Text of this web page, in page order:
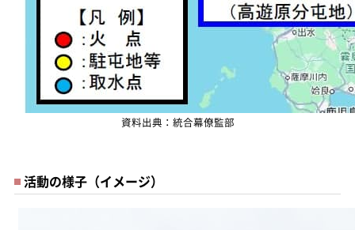
資料出典：統合幕僚監部
活動の様子（イメージ）